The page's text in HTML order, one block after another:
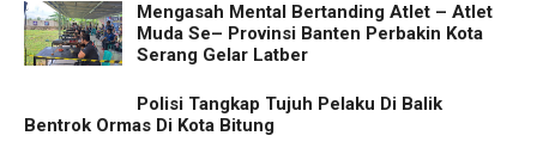
Mengasah Mental Bertanding Atlet – Atlet
Muda Se– Provinsi Banten Perbakin Kota
Serang Gelar Latber
Polisi Tangkap Tujuh Pelaku Di Balik
Bentrok Ormas Di Kota Bitung